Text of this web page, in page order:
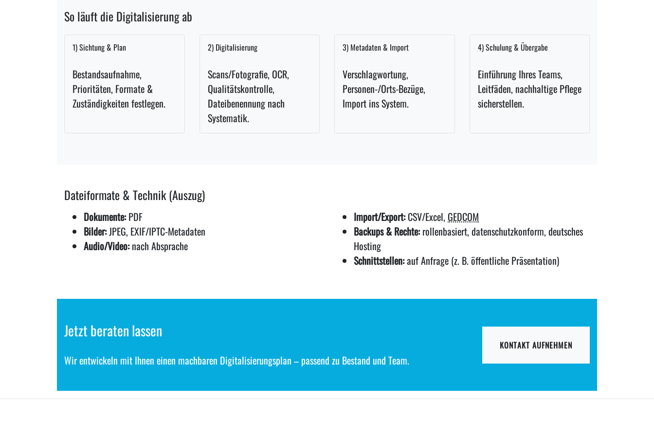
So läuft die Digitalisierung ab
1) Sichtung & Plan
Bestandsaufnahme,
Prioritäten, Formate &
Zuständigkeiten festlegen.
2) Digitalisierung
Scans/Fotografie, OCR,
Qualitätskontrolle,
Dateibenennung nach
Systematik.
3) Metadaten & Import
Verschlagwortung,
Personen-/Orts-Bezüge,
Import ins System.
4) Schulung & Übergabe
Einführung Ihres Teams,
Leitfäden, nachhaltige Pflege
sicherstellen.
Dateiformate & Technik (Auszug)
Dokumente:PDF
Bilder:JPEG, EXIF/IPTC-Metadaten
Audio/Video:nach Absprache
Import/Export:CSV/Excel, GEDCOM
Backups & Rechte:rollenbasiert, datenschutzkonform, deutsches
Hosting
Schnittstellen:auf Anfrage (z. B. öffentliche Präsentation)
Jetzt beraten lassen
Wir entwickeln mit Ihnen einen machbaren Digitalisierungsplan – passend zu Bestand und Team.
KONTAKT AUFNEHMEN